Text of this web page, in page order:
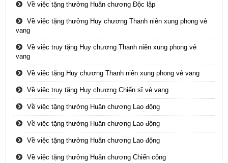
Về việc tặng thưởng Huân chương Độc lập
Về việc tặng thưởng Huy chương Thanh niên xung phong vẻ
vang
Về việc truy tặng Huy chương Thanh niên xung phong vẻ
vang
Về việc tặng Huy chương Thanh niên xung phong vẻ vang
Về việc truy tặng Huy chương Chiến sĩ vẻ vang
Về việc tặng thưởng Huân chương Lao động
Về việc tặng thưởng Huân chương Lao động
Về việc tặng thưởng Huân chương Lao động
Về việc tặng thưởng Huân chương Chiến công